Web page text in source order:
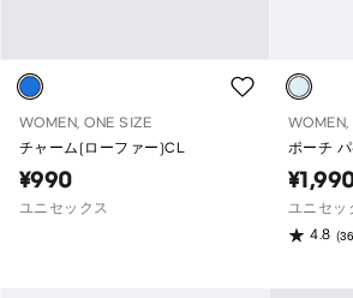
WOMEN, ONE SIZE
チャーム(ローファー)CL
¥990
ユニセックス
WOMEN,
ポーチ
ユニセッ
4.8